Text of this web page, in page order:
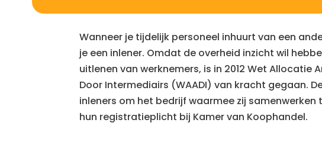
Wanneer je tijdelijk personeel inhuurt van een
je een inlener. Omdat de overheid inzicht wil
uitlenen van werknemers, is in 2012 Wet Allocatie
Door Intermediairs (WAADI) van kracht gegaan.
inleners om het bedrijf waarmee zij samenwerken
hun registratieplicht bij Kamer van Koophandel.